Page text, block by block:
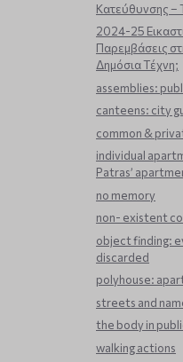
Κατεύθυνσης –
2024-25
Παρεμβάσεις
Δημόσια Τέχνη;
assemblies:
canteens: city
common &
individual
Patras’
no memory
non- existent
object finding:
discarded
polyhouse:
streets and
the body in
walking actions